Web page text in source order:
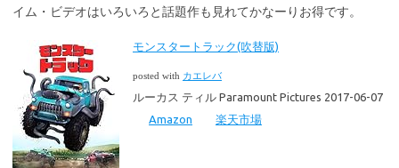
イム・ビデオはいろいろと話題作も見れてかなーりお得です。
モンスタートラック(吹替版)
posted with カエレバ
ルーカス ティル Paramount Pictures 2017-06-07
Amazon
楽天市場